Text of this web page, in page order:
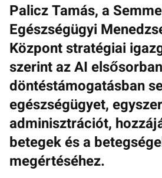
Palicz Tamás, a
Egészségügyi
Központ stratégiai
szerint az AI
döntéstámogatásban
egészségügyet,
adminisztrációt,
betegek és a
megértéséhez.